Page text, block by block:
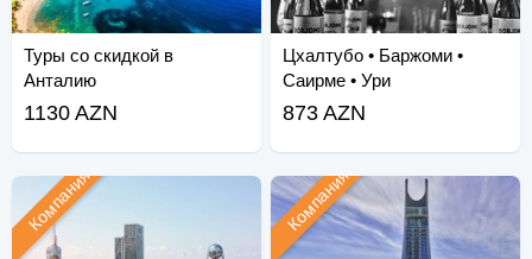
Туры со скидкой в
Анталию
1130 AZN
Цхалтубо • Баржоми •
Саирме • Ури
873 AZN
Компания Компания